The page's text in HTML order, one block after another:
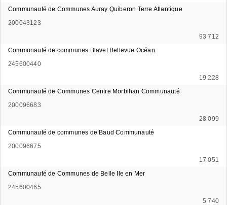
Communauté de Communes Auray Quiberon Terre Atlantique
200043123
93 712
Communauté de communes Blavet Bellevue Océan
245600440
19 228
Communauté de Communes Centre Morbihan Communauté
200096683
28 099
Communauté de communes de Baud Communauté
200096675
17 051
Communauté de Communes de Belle Ile en Mer
245600465
5 740